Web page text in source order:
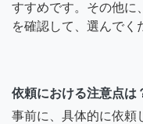
すすめです。その他に
を確認して、選んでく
依頼における注意点は
事前に、具体的に依頼